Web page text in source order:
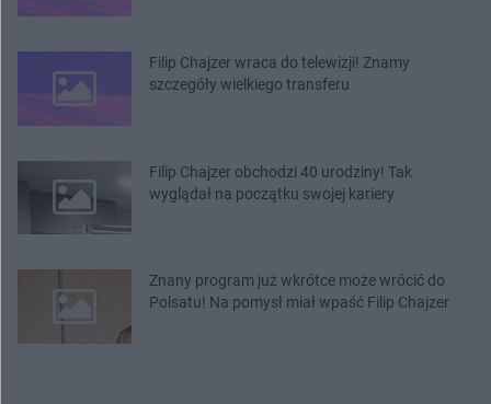
Filip Chajzer wraca do telewizji! Znamy
szczegóły wielkiego transferu
Filip Chajzer obchodzi 40 urodziny! Tak
wyglądał na początku swojej kariery
Znany program już wkrótce może wrócić do
Polsatu! Na pomysł miał wpaść Filip Chajzer